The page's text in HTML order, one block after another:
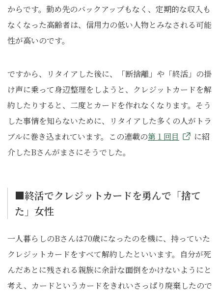
からです。勤め先のバックアップもなく、定期的な収入も
なくなった高齢者は、信用力の低い人物とみなされる可能
性が高いのです。
ですから、リタイアした後に、「断捨離」や「終活」の掛
け声に乗って身辺整理をしようと、クレジットカードを解
約したりすると、二度とカードを作れなくなります。そう
した事情を知らないために、リタイアした多くの人がトラ
ブルに巻き込まれています。この連載の第１回目
に紹
介したBさんがまさにそうでした。
■終活でクレジットカードを勇んで「捨て
た」女性
一人暮らしのBさんは70歳になったのを機に、持っていた
クレジットカードをすべて解約したといいます。自分が死
んだあとに残される親族に余計な面倒をかけないようにと
考え、カードというカードをきれいさっぱり廃棄したので